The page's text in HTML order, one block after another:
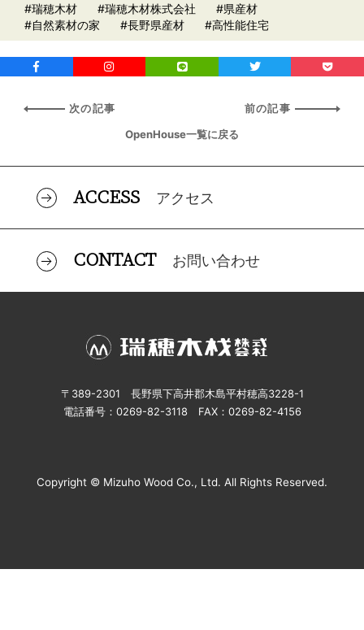
#瑞穂木材
#瑞穂木材株式会社
#県産材
#自然素材の家
#長野県産材 #高性能住宅
前の記事
次の記事
OpenHouse一覧に戻る
ACCESS アクセス
CONTACT お問い合わせ
〒389-2301 長野県下高井郡木島平村穂高3228-1
電話番号：0269-82-3118 FAX：0269-82-4156
Copyright © Mizuho Wood Co., Ltd. All Rights Reserved.